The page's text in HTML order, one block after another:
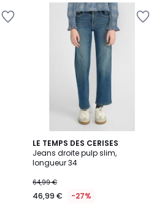
LE TEMPS DES CERISES
Jeans droite pulp slim,
longueur 34
64,99 €
46,99 € -27%